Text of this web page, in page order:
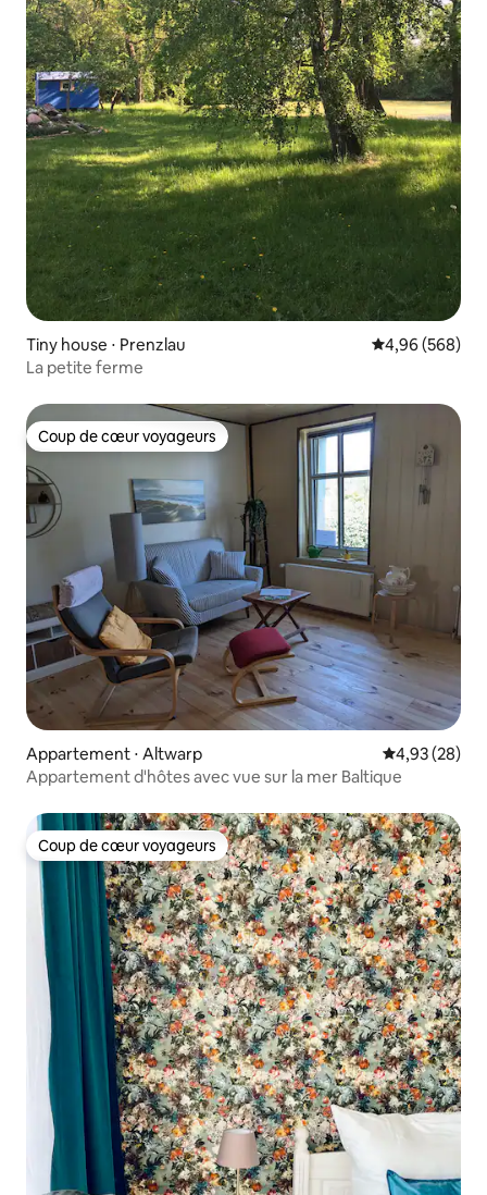
Tiny house ⋅ Prenzlau Évaluation
4,96 (568)
La petite ferme
Coup de cœur voyageurs
Coup de cœur voyageurs
Appartement ⋅ Altwarp Évaluation
4,93 (28)
Appartement d'hôtes avec vue sur la mer Baltique
Coup de cœur voyageurs
Coup de cœur voyageurs